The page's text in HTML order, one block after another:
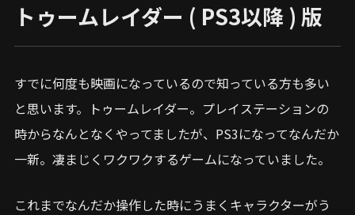
トゥームレイダー ( PS3以降 ) 版
すでに何度も映画になっているので知っている方も多い
と思います。トゥームレイダー。プレイステーションの
時からなんとなくやってましたが、PS3になってなんだか
一新。凄まじくワクワクするゲームになっていました。
これまでなんだか操作した時にうまくキャラクターがう